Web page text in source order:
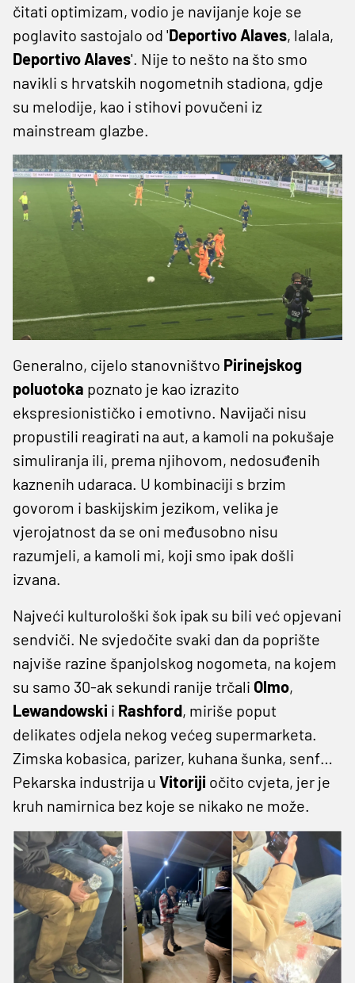
čitati optimizam, vodio je navijanje koje se
poglavito sastojalo od 'Deportivo Alaves, lalala,
Deportivo Alaves'. Nije to nešto na što smo
navikli s hrvatskih nogometnih stadiona, gdje
su melodije, kao i stihovi povučeni iz
mainstream glazbe.
Generalno, cijelo stanovništvo Pirinejskog
poluotoka poznato je kao izrazito
ekspresionističko i emotivno. Navijači nisu
propustili reagirati na aut, a kamoli na pokušaje
simuliranja ili, prema njihovom, nedosuđenih
kaznenih udaraca. U kombinaciji s brzim
govorom i baskijskim jezikom, velika je
vjerojatnost da se oni međusobno nisu
razumjeli, a kamoli mi, koji smo ipak došli
izvana.
Najveći kulturološki šok ipak su bili već opjevani
sendviči. Ne svjedočite svaki dan da poprište
najviše razine španjolskog nogometa, na kojem
su samo 30-ak sekundi ranije trčali Olmo,
Lewandowski i Rashford, miriše poput
delikates odjela nekog većeg supermarketa.
Zimska kobasica, parizer, kuhana šunka, senf…
Pekarska industrija u Vitoriji očito cvjeta, jer je
kruh namirnica bez koje se nikako ne može.